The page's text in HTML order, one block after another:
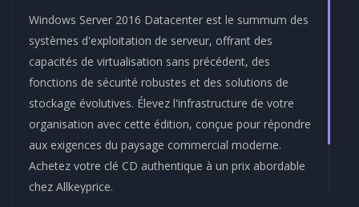
Windows Server 2016 Datacenter est le summum des
systèmes d'exploitation de serveur, offrant des
capacités de virtualisation sans précédent, des
fonctions de sécurité robustes et des solutions de
stockage évolutives. Élevez l'infrastructure de votre
organisation avec cette édition, conçue pour répondre
aux exigences du paysage commercial moderne.
Achetez votre clé CD authentique à un prix abordable
chez Allkeyprice.